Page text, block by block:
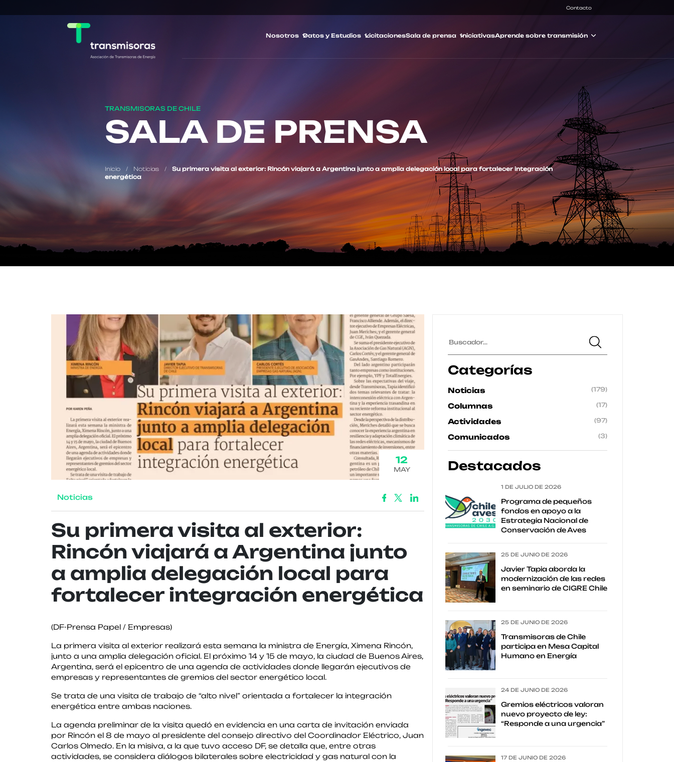
Contacto
Nosotros Datos y Estudios LicitacionesSala de prensa IniciativasAprende sobre transmisión
TRANSMISORAS DE CHILE
SALA DE PRENSA
Inicio / Noticias /
Su primera visita al exterior: Rincón viajará a Argentina junto a amplia delegación local para fortalecer integración
energética
12
MAY
Noticias
Su primera visita al exterior:
Rincón viajará a Argentina junto
a amplia delegación local para
fortalecer integración energética
(DF-Prensa Papel / Empresas)
La primera visita al exterior realizará esta semana la ministra de Energía, Ximena Rincón,
junto a una amplia delegación oficial. El próximo 14 y 15 de mayo, la ciudad de Buenos Aires,
Argentina, será el epicentro de una agenda de actividades donde llegarán ejecutivos de
empresas y representantes de gremios del sector energético local.
Se trata de una visita de trabajo de “alto nivel” orientada a fortalecer la integración
energética entre ambas naciones.
La agenda preliminar de la visita quedó en evidencia en una carta de invitación enviada
por Rincón el 8 de mayo al presidente del consejo directivo del Coordinador Eléctrico, Juan
Carlos Olmedo. En la misiva, a la que tuvo acceso DF, se detalla que, entre otras
actividades, se considera diálogos bilaterales sobre electricidad y gas natural con la
Categorías
Noticias (179)
Columnas (17)
Actividades (97)
Comunicados (3)
Destacados
1 DE JULIO DE 2026
Programa de pequeños
fondos en apoyo a la
Estrategia Nacional de
Conservación de Aves
25 DE JUNIO DE 2026
Javier Tapia aborda la
modernización de las redes
en seminario de CIGRE Chile
25 DE JUNIO DE 2026
Transmisoras de Chile
participa en Mesa Capital
Humano en Energía
24 DE JUNIO DE 2026
Gremios eléctricos valoran
nuevo proyecto de ley:
“Responde a una urgencia”
17 DE JUNIO DE 2026